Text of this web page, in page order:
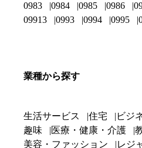
0983
0984 0985 0986
09913
0993 0994 0995
業種から探す
生活サービス 住宅 ビジ
趣味
医療・健康・介護
美容・ファッション
レジ